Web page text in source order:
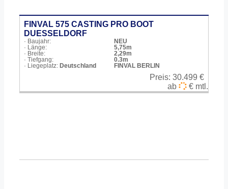
FINVAL 575 CASTING PRO BOOT
DUESSELDORF
· Baujahr:
NEU
· Länge:
5,75m
· Breite:
2,29m
· Tiefgang:
0.3m
· Liegeplatz: Deutschland FINVAL BERLIN
Preis: 30.499 €
ab
€ mtl.